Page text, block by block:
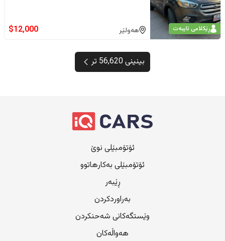
ڕێکلامی تایبەت هەولێر $12,000
بینینی 56,620 تر
ئۆتۆمبێلی نوێ
ئۆتۆمبێلی بەکارهاتوو
ڕێبەر
بەراوردکردن
وێستگەکانی شەحنکردن
هەواڵەکان